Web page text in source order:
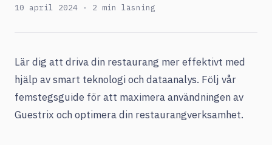
Logga in
Boka en demo
10 april 2024 · 2 min läsning
Lär dig att driva din restaurang mer effektivt med
hjälp av smart teknologi och dataanalys. Följ vår
femstegsguide för att maximera användningen av
Guestrix och optimera din restaurangverksamhet.